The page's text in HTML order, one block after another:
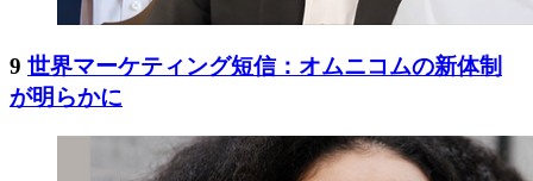
9 世界マーケティング短信：オムニコムの新体制
が明らかに